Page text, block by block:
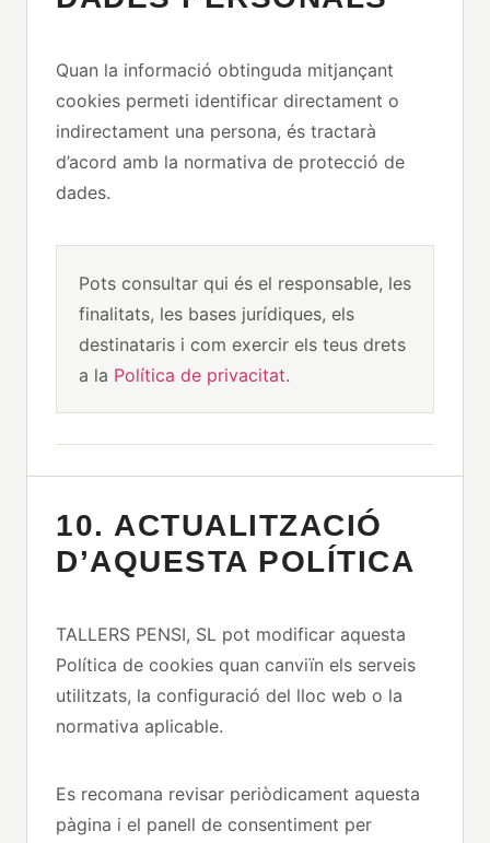
Quan la informació obtinguda mitjançant
cookies permeti identificar directament o
indirectament una persona, és tractarà
d’acord amb la normativa de protecció de
dades.
Pots consultar qui és el responsable, les
finalitats, les bases jurídiques, els
destinataris i com exercir els teus drets
a la Política de privacitat.
10. ACTUALITZACIÓ
D’AQUESTA POLÍTICA
TALLERS PENSI, SL pot modificar aquesta
Política de cookies quan canviïn els serveis
utilitzats, la configuració del lloc web o la
normativa aplicable.
Es recomana revisar periòdicament aquesta
pàgina i el panell de consentiment per